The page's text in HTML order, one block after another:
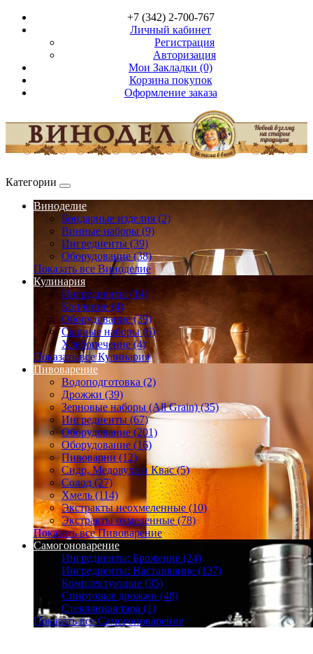
+7 (342) 2-700-767
Личный кабинет
Регистрация
Авторизация
Мои Закладки (0)
Корзина покупок
Оформление заказа
Категории
Виноделие
Бондарные изделия (2)
Винные наборы (9)
Ингредиенты (39)
Оборудование (38)
Показать все Виноделие
Кулинария
Ингредиенты (14)
Копчение (4)
Оборудование (39)
Сырные наборы (6)
Хлебопечение (4)
Показать все Кулинария
Пивоварение
Водоподготовка (2)
Дрожжи (39)
Зерновые наборы (All Grain) (35)
Ингредиенты (67)
Оборудование (201)
Оборудование (16)
Пивоварни (12)
Сидр, Медовуха и Квас (5)
Солод (27)
Хмель (114)
Экстракты неохмеленные (10)
Экстракты охмеленные (78)
Показать все Пивоварение
Самогоноварение
Ингредиенты: Брожение (24)
Ингредиенты: Настаивание (137)
Комплектующие (35)
Спиртовые дрожжи (48)
Стеклянная тара (1)
Показать все Самогоноварение